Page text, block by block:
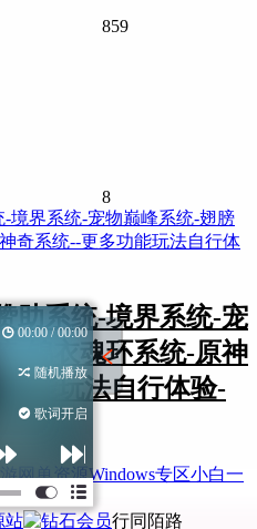
859
8
助系统-境界系统-宠
-锦衣魂环系统-原神
功能玩法自行体验-
网单资源Windows专区小白一
行同陌路
00:00 / 00:00
随机播放
歌词开启